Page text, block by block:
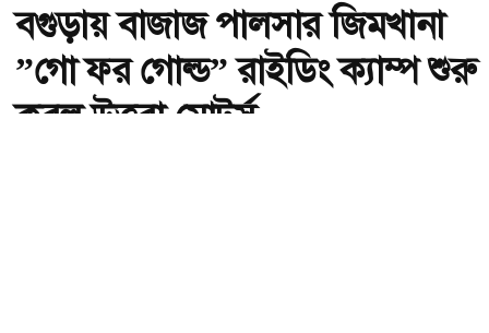
বগুড়ায় বাজাজ পালসার জিমখানা
”গো ফর গোল্ড” রাইডিং ক্যাম্প শুরু
করল উত্তরা মোটর্স